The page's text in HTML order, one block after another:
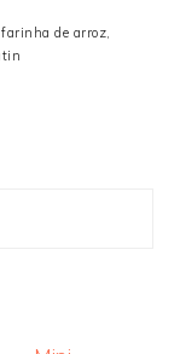
farinha de arroz,